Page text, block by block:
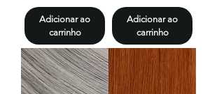
Adicionar ao
carrinho
Adicionar ao
carrinho